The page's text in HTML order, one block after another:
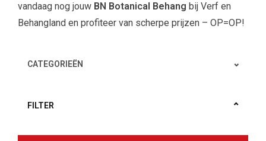
vandaag nog jouw BN Botanical Behang bij Verf en
Behangland en profiteer van scherpe prijzen – OP=OP!
CATEGORIEËN
FILTER